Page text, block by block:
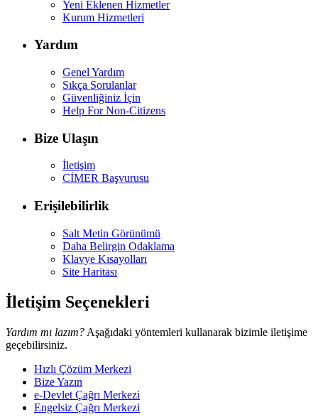
Yeni Eklenen Hizmetler
Kurum Hizmetleri
Yardım
Genel Yardım
Sıkça Sorulanlar
Güvenliğiniz İçin
Help For Non-Citizens
Bize Ulaşın
İletişim
CİMER Başvurusu
Erişilebilirlik
Salt Metin Görünümü
Daha Belirgin Odaklama
Klavye Kısayolları
Site Haritası
İletişim Seçenekleri
Yardım mı lazım? Aşağıdaki yöntemleri kullanarak bizimle iletişime
geçebilirsiniz.
Hızlı Çözüm Merkezi
Bize Yazın
e-Devlet Çağrı Merkezi
Engelsiz Çağrı Merkezi